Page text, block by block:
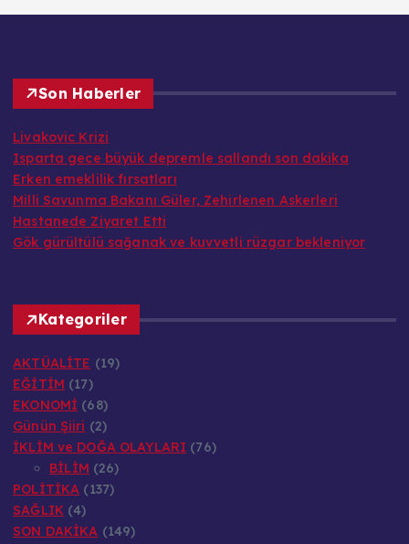
Son Haberler
Livakovic Krizi
Isparta gece büyük depremle sallandı son dakika
Erken emeklilik fırsatları
Milli Savunma Bakanı Güler, Zehirlenen Askerleri
Hastanede Ziyaret Etti
Gök gürültülü sağanak ve kuvvetli rüzgar bekleniyor
Kategoriler
AKTÜALİTE (19)
EĞİTİM (17)
EKONOMİ (68)
Günün Şiiri (2)
İKLİM ve DOĞA OLAYLARI (76)
BİLİM (26)
POLİTİKA (137)
SAĞLIK(4)
SON DAKİKA (149)